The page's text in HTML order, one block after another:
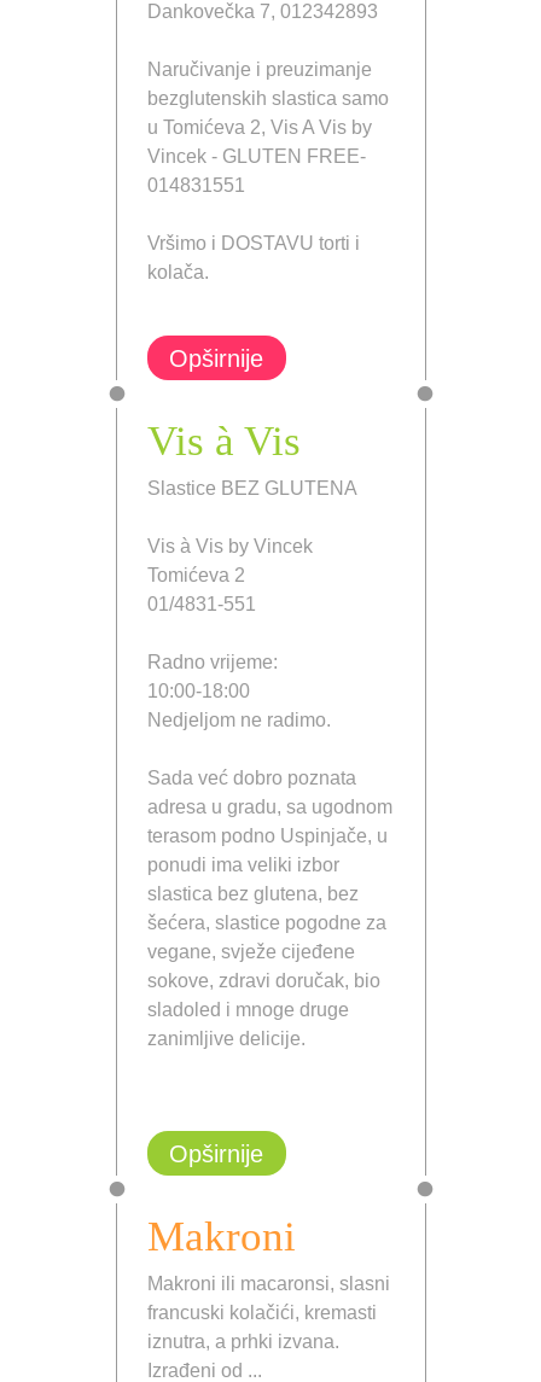
Dankovečka 7, 012342893
Naručivanje i preuzimanje
bezglutenskih slastica samo
u Tomićeva 2, Vis A Vis by
Vincek - GLUTEN FREE-
014831551
Vršimo i DOSTAVU torti i
kolača.
Opširnije
Vis à Vis
Slastice BEZ GLUTENA
Vis à Vis by Vincek
Tomićeva 2
01/4831-551
Radno vrijeme:
10:00-18:00
Nedjeljom ne radimo.
Sada već dobro poznata
adresa u gradu, sa ugodnom
terasom podno Uspinjače, u
ponudi ima veliki izbor
slastica bez glutena, bez
šećera, slastice pogodne za
vegane, svježe cijeđene
sokove, zdravi doručak, bio
sladoled i mnoge druge
zanimljive delicije.
Opširnije
Makroni
Makroni ili macaronsi, slasni
francuski kolačići, kremasti
iznutra, a prhki izvana.
Izrađeni od ...